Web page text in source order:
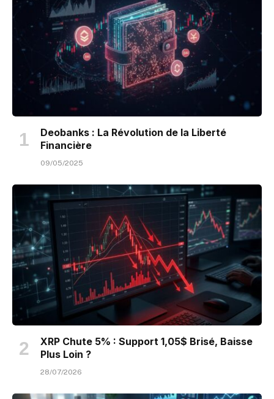
Deobanks : La Révolution de la Liberté
Financière
09/05/2025
XRP Chute 5% : Support 1,05$ Brisé, Baisse
Plus Loin ?
28/07/2026